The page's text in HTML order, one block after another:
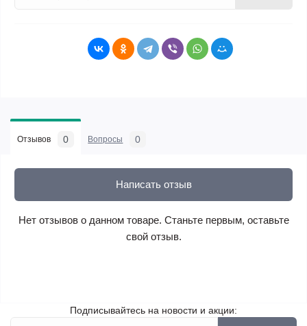
Отзывов 0 Вопросы 0
Написать отзыв
Нет отзывов о данном товаре. Станьте первым, оставьте
свой отзыв.
Подписывайтесь на новости и акции: